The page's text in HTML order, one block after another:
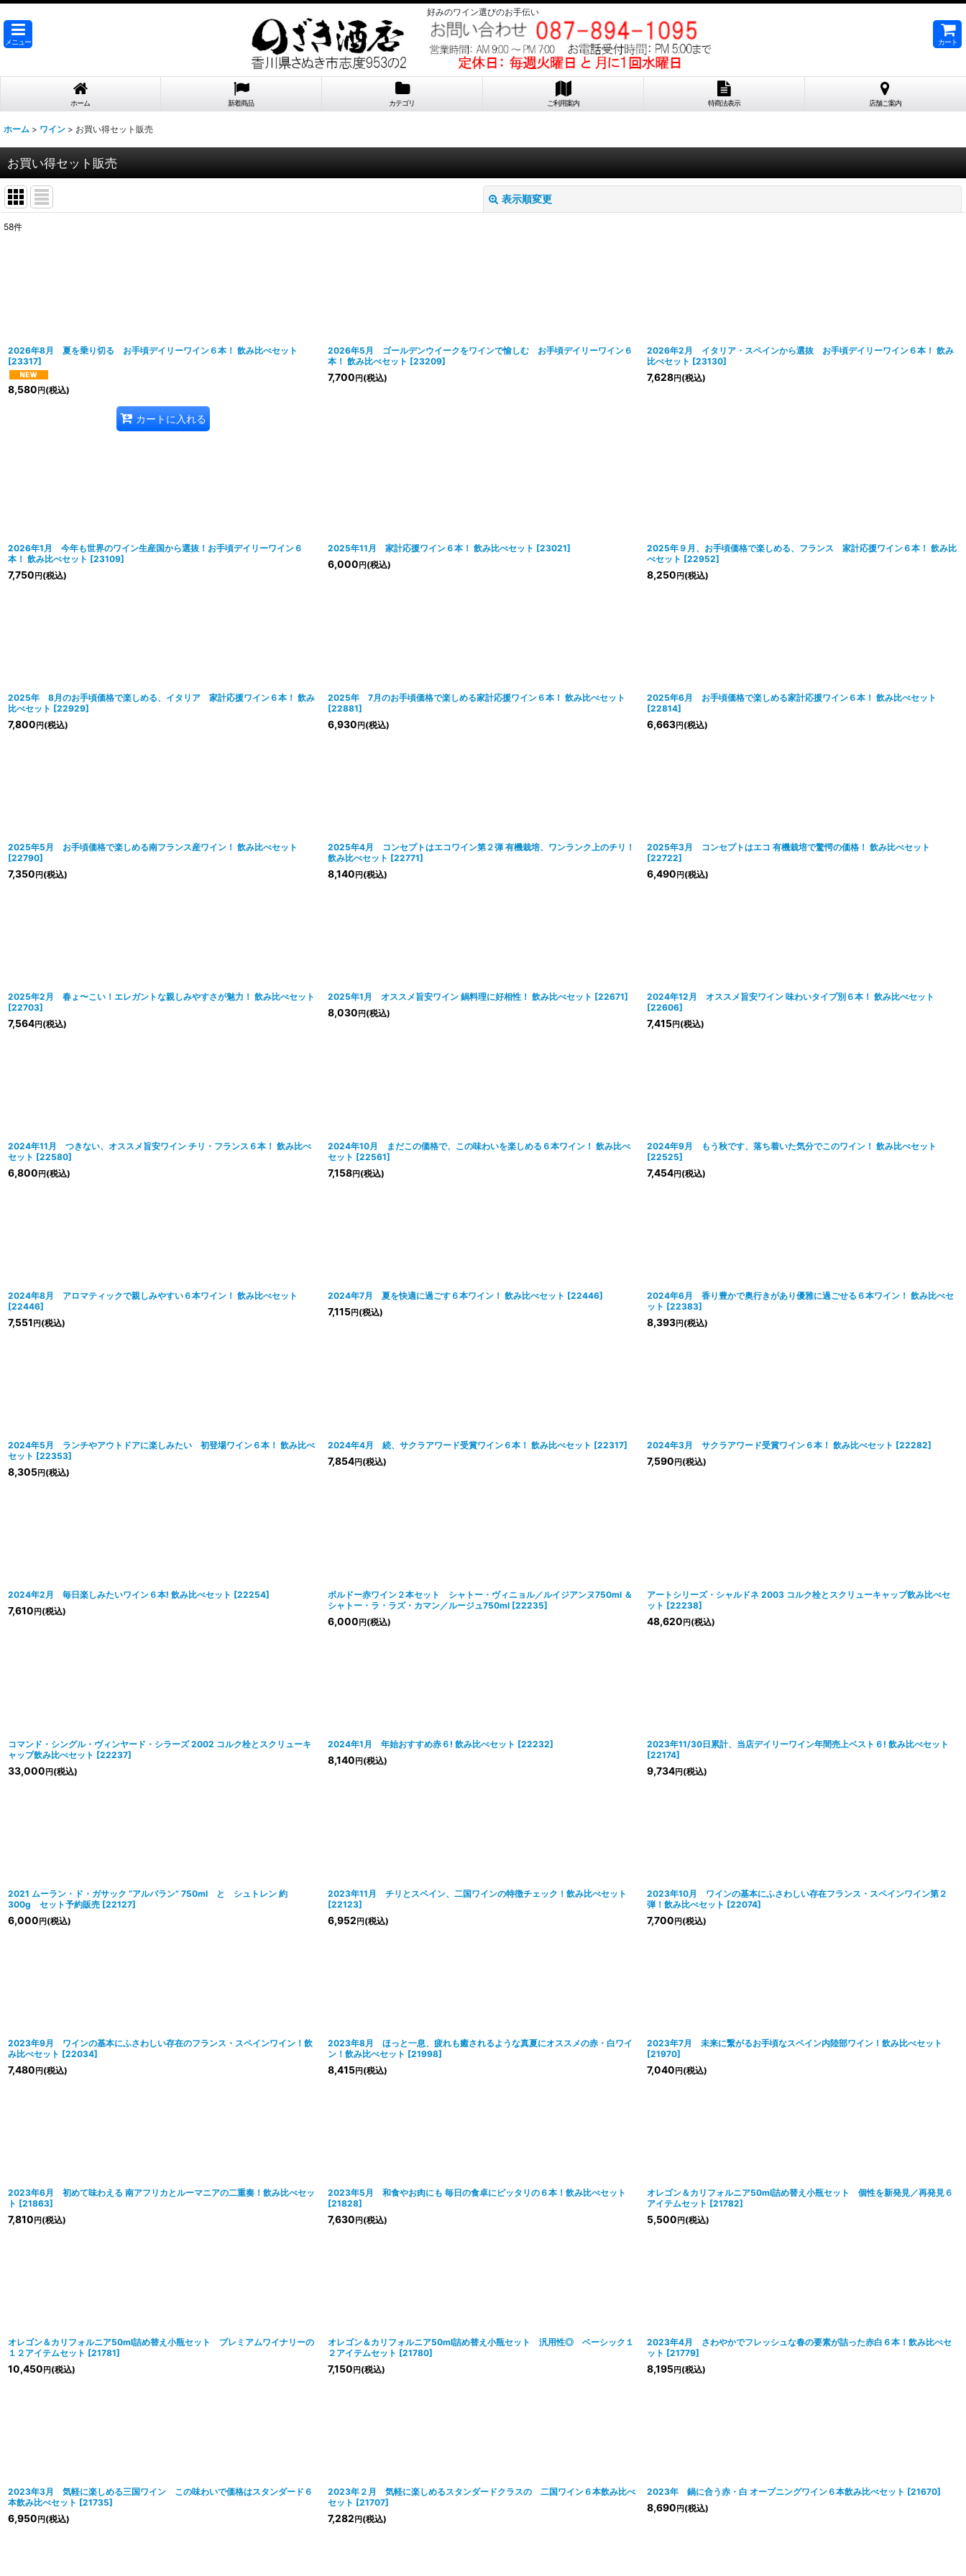
好みのワイン選びのお手伝い
メニュー カート
ホーム 新着商品 カテゴリ ご利用案内 特商法表示 店舗ご案内
ホーム > ワイン > お買い得セット販売
お買い得セット販売
表示順変更
絞り込む
58件
2026年8月 夏を乗り切る お手頃デイリーワイン６本！ 飲み比べセット
[23317]
8,580 円 (税込)
カートに入れる
2026年5月 ゴールデンウイークをワインで愉しむ お手頃デイリーワイン６
本！ 飲み比べセット [23209]
7,700 円(税込)
2026年2月 イタリア・スペインから選抜 お手頃デイリーワイン６本！ 飲み
比べセット [23130]
7,628円 (税込)
2026年1月 今年も世界のワイン生産国から選抜！お手頃デイリーワイン６
本！ 飲み比べセット [23109]
7,750 円 (税込)
2025年11月 家計応援ワイン６本！ 飲み比べセット [23021]
6,000 円(税込)
2025年９月、お手頃価格で楽しめる、フランス 家計応援ワイン６本！ 飲み比
べセット [22952]
8,250 円 (税込)
2025年 8月のお手頃価格で楽しめる、イタリア 家計応援ワイン６本！ 飲み
比べセット [22929]
7,800 円 (税込)
2025年 7月のお手頃価格で楽しめる家計応援ワイン６本！ 飲み比べセット
[22881]
6,930 円(税込)
2025年6月 お手頃価格で楽しめる家計応援ワイン６本！ 飲み比べセット
[22814]
6,663円 (税込)
2025年5月 お手頃価格で楽しめる南フランス産ワイン！ 飲み比べセット
[22790]
7,350 円 (税込)
2025年4月 コンセプトはエコワイン第２弾 有機栽培、ワンランク上のチリ！
飲み比べセット [22771]
8,140 円(税込)
2025年3月 コンセプトはエコ 有機栽培で驚愕の価格！ 飲み比べセット
[22722]
6,490 円 (税込)
2025年2月 春ょ〜こい！エレガントな親しみやすさが魅力！ 飲み比べセット
[22703]
7,564円 (税込)
2025年1月 オススメ旨安ワイン 鍋料理に好相性！ 飲み比べセット [22671]
8,030 円(税込)
2024年12月 オススメ旨安ワイン 味わいタイプ別６本！ 飲み比べセット
[22606]
7,415円 (税込)
2024年11月 つきない、オススメ旨安ワイン チリ・フランス６本！ 飲み比べ
セット [22580]
6,800 円 (税込)
2024年10月 まだこの価格で、この味わいを楽しめる６本ワイン！ 飲み比べ
セット [22561]
7,158円(税込)
2024年9月 もう秋です、落ち着いた気分でこのワイン！ 飲み比べセット
[22525]
7,454円 (税込)
2024年8月 アロマティックで親しみやすい６本ワイン！ 飲み比べセット
[22446]
7,551 円 (税込)
2024年7月 夏を快適に過ごす６本ワイン！ 飲み比べセット [22446]
7,115円(税込)
2024年6月 香り豊かで奥行きがあり優雅に過ごせる６本ワイン！ 飲み比べセ
ット [22383]
8,393円 (税込)
2024年5月 ランチやアウトドアに楽しみたい 初登場ワイン６本！ 飲み比べ
セット [22353]
8,305円 (税込)
2024年4月 続、サクラアワード受賞ワイン６本！ 飲み比べセット [22317]
7,854円(税込)
2024年3月 サクラアワード受賞ワイン６本！ 飲み比べセット [22282]
7,590 円 (税込)
2024年2月 毎日楽しみたいワイン６本! 飲み比べセット [22254]
7,610 円 (税込)
ボルドー赤ワイン２本セット シャトー・ヴィニョル／ルイジアンヌ750ml ＆
シャトー・ラ・ラズ・カマン／ルージュ750ml [22235]
6,000 円(税込)
アートシリーズ・シャルドネ 2003 コルク栓とスクリューキャップ飲み比べセ
ット [22238]
48,620 円 (税込)
コマンド・シングル・ヴィンヤード・シラーズ 2002 コルク栓とスクリューキ
ャップ飲み比べセット [22237]
33,000 円 (税込)
2024年1月 年始おすすめ赤６! 飲み比べセット [22232]
8,140 円(税込)
2023年11/30日累計、当店デイリーワイン年間売上ベスト６! 飲み比べセット
[22174]
9,734円 (税込)
2021 ムーラン・ド・ガサック “アルバラン” 750ml と シュトレン 約
300g セット予約販売 [22127]
6,000 円 (税込)
2023年11月 チリとスペイン、二国ワインの特徴チェック！飲み比べセット
[22123]
6,952 円(税込)
2023年10月 ワインの基本にふさわしい存在フランス・スペインワイン第２
弾！飲み比べセット [22074]
7,700 円 (税込)
2023年9月 ワインの基本にふさわしい存在のフランス・スペインワイン！飲
み比べセット [22034]
7,480 円 (税込)
2023年8月 ほっと一息、疲れも癒されるような真夏にオススメの赤・白ワイ
ン！飲み比べセット [21998]
8,415円(税込)
2023年7月 未来に繋がるお手頃なスペイン内陸部ワイン！飲み比べセット
[21970]
7,040 円 (税込)
2023年6月 初めて味わえる 南アフリカとルーマニアの二重奏！飲み比べセッ
ト [21863]
7,810 円 (税込)
2023年5月 和食やお肉にも 毎日の食卓にピッタリの６本！飲み比べセット
[21828]
7,630 円(税込)
オレゴン＆カリフォルニア50ml詰め替え小瓶セット 個性を新発見／再発見６
アイテムセット [21782]
5,500 円 (税込)
オレゴン＆カリフォルニア50ml詰め替え小瓶セット プレミアムワイナリーの
１２アイテムセット [21781]
10,450 円 (税込)
オレゴン＆カリフォルニア50ml詰め替え小瓶セット 汎用性◎ ベーシック１
２アイテムセット [21780]
7,150 円(税込)
2023年4月 さわやかでフレッシュな春の要素が詰った赤白６本！飲み比べセ
ット [21779]
8,195円 (税込)
2023年3月 気軽に楽しめる三国ワイン この味わいで価格はスタンダード６
本飲み比べセット [21735]
6,950 円 (税込)
2023年２月 気軽に楽しめるスタンダードクラスの 二国ワイン６本飲み比べ
セット [21707]
7,282 円(税込)
2023年 鍋に合う赤・白 オープニングワイン６本飲み比べセット [21670]
8,690 円 (税込)